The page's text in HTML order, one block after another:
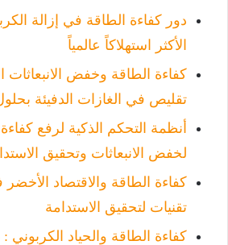
الأكثر استهلاكاً عالمياً
تقليص في الغازات الدفيئة بحلول
لخفض الانبعاثات وتحقيق
تقنيات لتحقيق الاستدامة